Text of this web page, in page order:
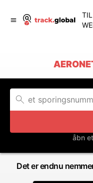
TIL
åbn
Det er endnu